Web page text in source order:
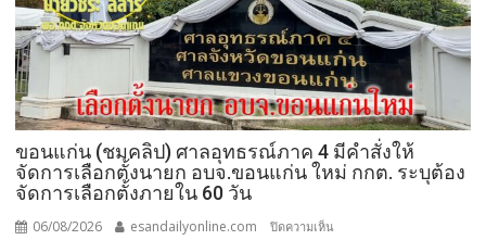
ขอนแก่น (ชมคลิป) ศาลอุทธรณ์ภาค 4 มีคำสั่งให้
จัดการเลือกตั้งนายก อบจ.ขอนแก่น ใหม่ กกต. ระบุต้อง
จัดการเลือกตั้งภายใน 60 วัน
06/08/2026 esandailyonline.com ปิดความเห็น